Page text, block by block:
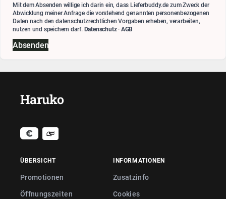
Mit dem Absenden willige ich darin ein, dass Lieferbuddy.de zum Zweck der
Abwicklung meiner Anfrage die vorstehend genannten personenbezogenen
Daten nach den datenschutzrechtlichen Vorgaben erheben, verarbeiten,
nutzen und speichern darf. Datenschutz·AGB
Absenden
Haruko
ÜBERSICHT
Promotionen
Öffnungszeiten
INFORMATIONEN
Zusatzinfo
Cookies